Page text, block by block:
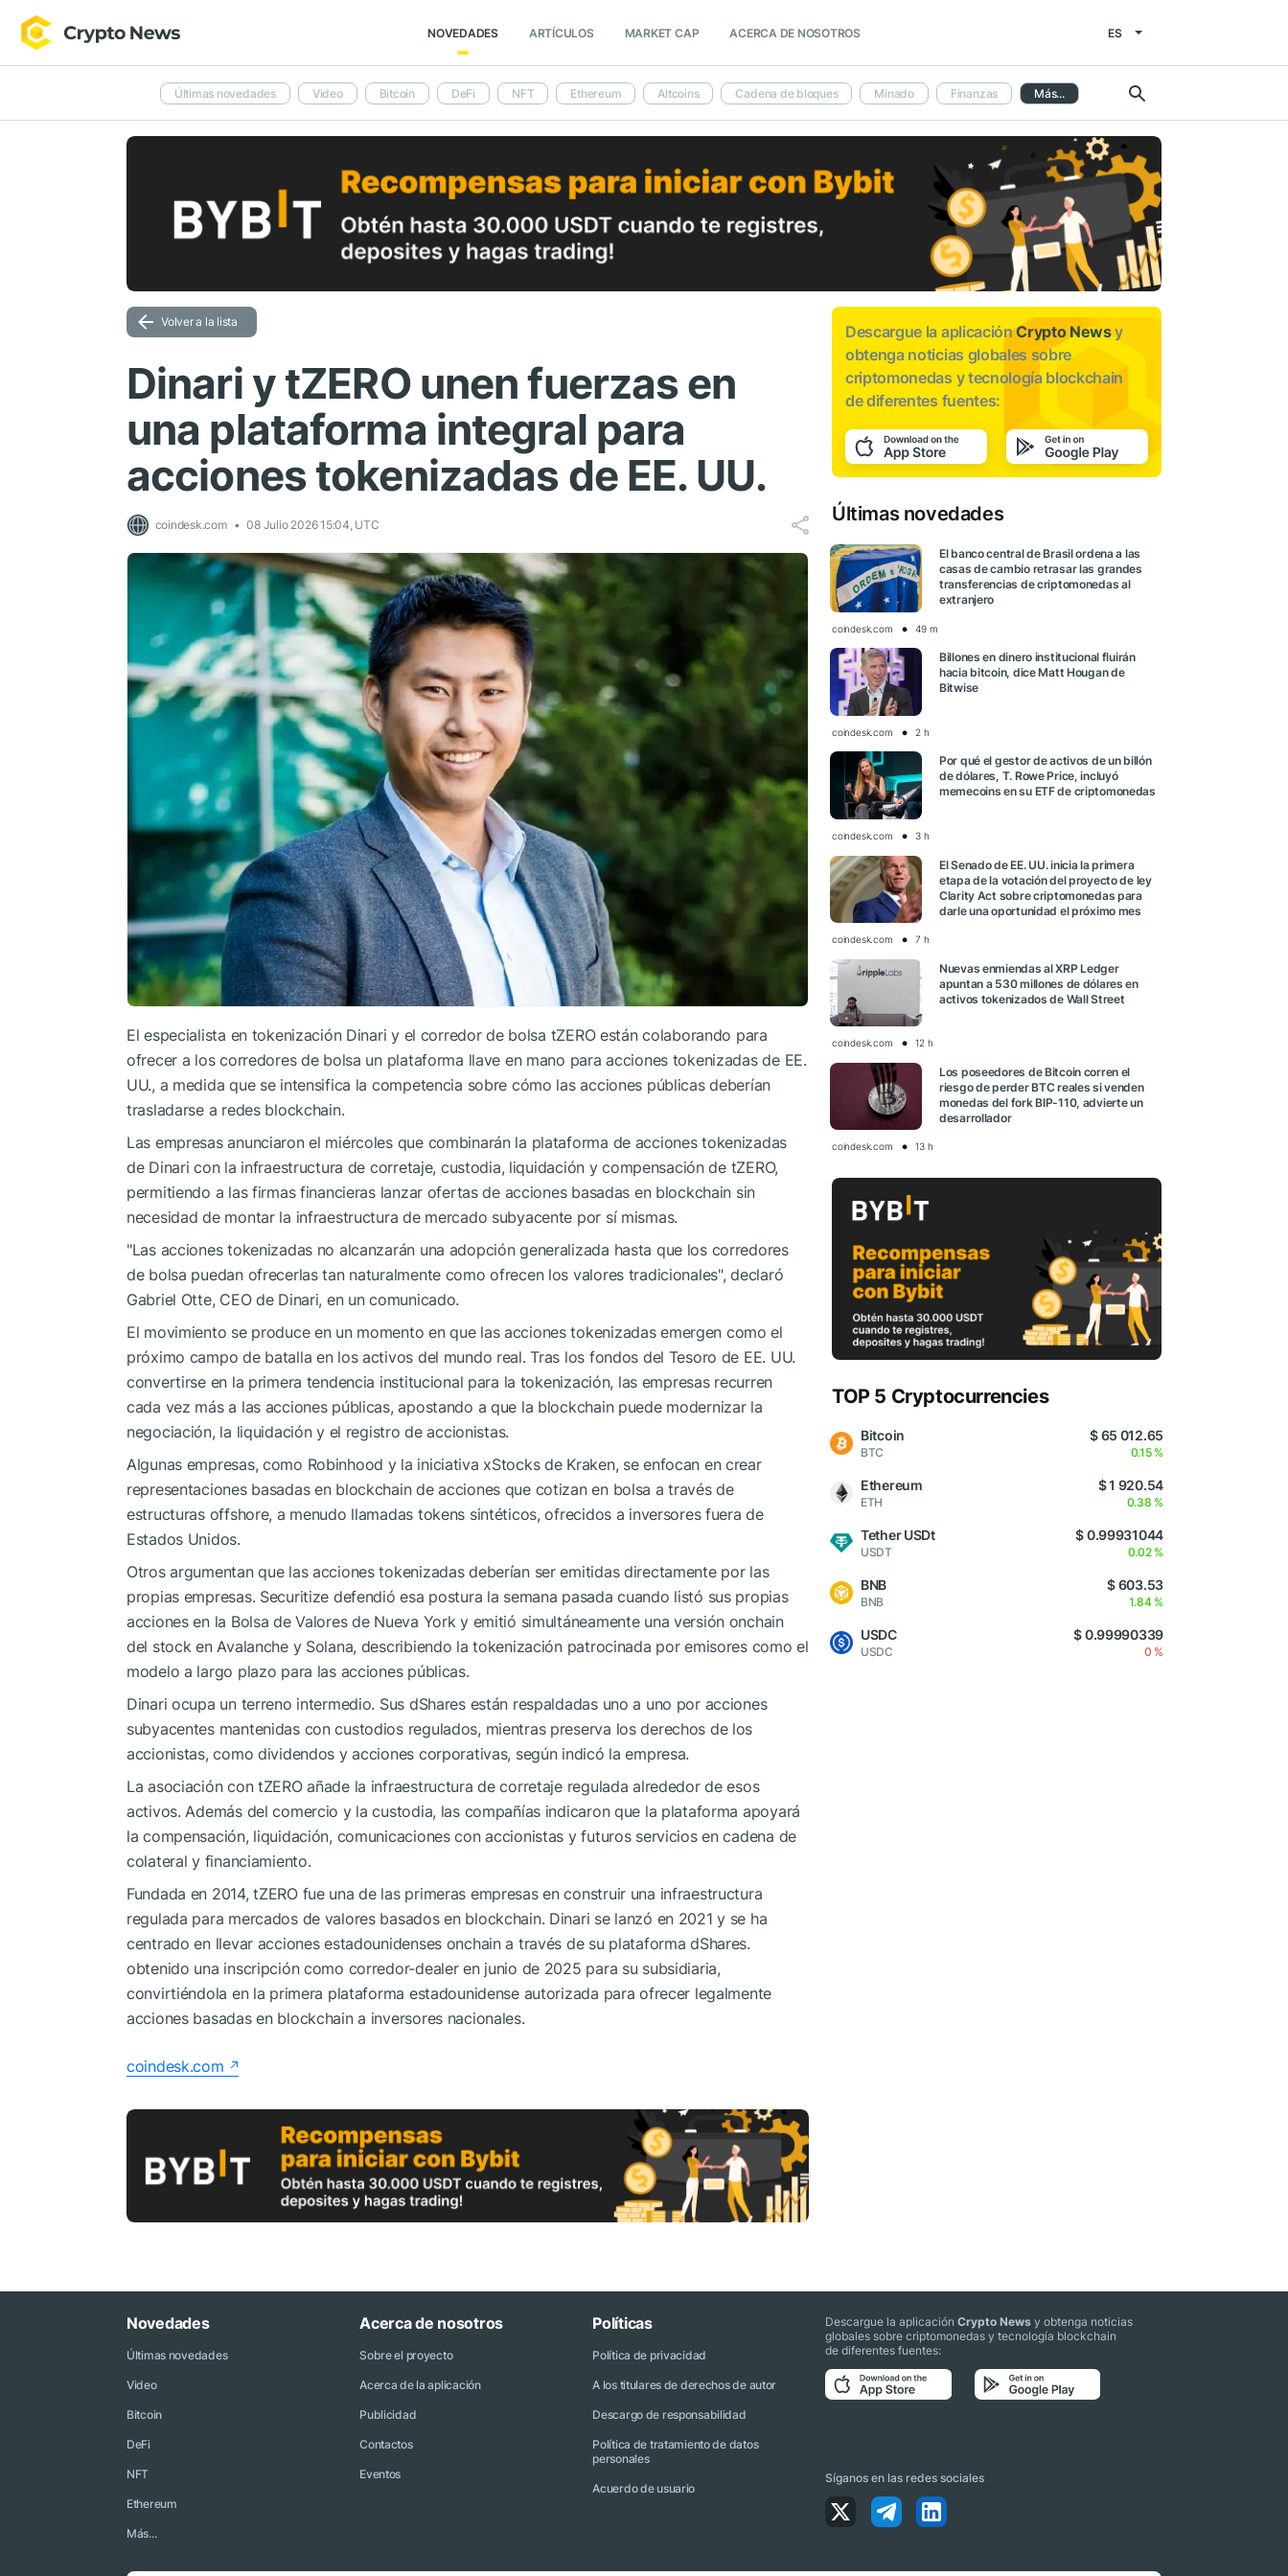
NOVEDADES ARTÍCULOS MARKET CAP ACERCA DE NOSOTROS ES
Últimas novedades Video Bitcoin DeFi NFT Ethereum Altcoins Cadena de bloques Minado Finanzas Más...
Volver a la lista
Dinari y tZERO unen fuerzas en
una plataforma integral para
acciones tokenizadas de EE. UU.
coindesk.com 08 Julio 2026 15:04, UTC
El especialista en tokenización Dinari y el corredor de bolsa tZERO están colaborando para
ofrecer a los corredores de bolsa un plataforma llave en mano para acciones tokenizadas de EE.
UU., a medida que se intensifica la competencia sobre cómo las acciones públicas deberían
trasladarse a redes blockchain.
Las empresas anunciaron el miércoles que combinarán la plataforma de acciones tokenizadas
de Dinari con la infraestructura de corretaje, custodia, liquidación y compensación de tZERO,
permitiendo a las firmas financieras lanzar ofertas de acciones basadas en blockchain sin
necesidad de montar la infraestructura de mercado subyacente por sí mismas.
"Las acciones tokenizadas no alcanzarán una adopción generalizada hasta que los corredores
de bolsa puedan ofrecerlas tan naturalmente como ofrecen los valores tradicionales", declaró
Gabriel Otte, CEO de Dinari, en un comunicado.
El movimiento se produce en un momento en que las acciones tokenizadas emergen como el
próximo campo de batalla en los activos del mundo real. Tras los fondos del Tesoro de EE. UU.
convertirse en la primera tendencia institucional para la tokenización, las empresas recurren
cada vez más a las acciones públicas, apostando a que la blockchain puede modernizar la
negociación, la liquidación y el registro de accionistas.
Algunas empresas, como Robinhood y la iniciativa xStocks de Kraken, se enfocan en crear
representaciones basadas en blockchain de acciones que cotizan en bolsa a través de
estructuras offshore, a menudo llamadas tokens sintéticos, ofrecidos a inversores fuera de
Estados Unidos.
Otros argumentan que las acciones tokenizadas deberían ser emitidas directamente por las
propias empresas. Securitize defendió esa postura la semana pasada cuando listó sus propias
acciones en la Bolsa de Valores de Nueva York y emitió simultáneamente una versión onchain
del stock en Avalanche y Solana, describiendo la tokenización patrocinada por emisores como el
modelo a largo plazo para las acciones públicas.
Dinari ocupa un terreno intermedio. Sus dShares están respaldadas uno a uno por acciones
subyacentes mantenidas con custodios regulados, mientras preserva los derechos de los
accionistas, como dividendos y acciones corporativas, según indicó la empresa.
La asociación con tZERO añade la infraestructura de corretaje regulada alrededor de esos
activos. Además del comercio y la custodia, las compañías indicaron que la plataforma apoyará
la compensación, liquidación, comunicaciones con accionistas y futuros servicios en cadena de
colateral y financiamiento.
Fundada en 2014, tZERO fue una de las primeras empresas en construir una infraestructura
regulada para mercados de valores basados en blockchain. Dinari se lanzó en 2021 y se ha
centrado en llevar acciones estadounidenses onchain a través de su plataforma dShares.
obtenido una inscripción como corredor-dealer en junio de 2025 para su subsidiaria,
convirtiéndola en la primera plataforma estadounidense autorizada para ofrecer legalmente
acciones basadas en blockchain a inversores nacionales.
coindesk.com
Descargue la aplicaciónCrypto Newsy
obtenga noticias globales sobre
criptomonedas y tecnología blockchain
de diferentes fuentes:
Últimas novedades
El banco central de Brasil ordena a las
casas de cambio retrasar las grandes
transferencias de criptomonedas al
extranjero
coindesk.com 49 m
Billones en dinero institucional fluirán
hacia bitcoin, dice Matt Hougan de
Bitwise
coindesk.com 2 h
Por qué el gestor de activos de un billón
de dólares, T. Rowe Price, incluyó
memecoins en su ETF de criptomonedas
coindesk.com 3 h
El Senado de EE. UU. inicia la primera
etapa de la votación del proyecto de ley
Clarity Act sobre criptomonedas para
darle una oportunidad el próximo mes
coindesk.com 7 h
Nuevas enmiendas al XRP Ledger
apuntan a 530 millones de dólares en
activos tokenizados de Wall Street
coindesk.com 12 h
Los poseedores de Bitcoin corren el
riesgo de perder BTC reales si venden
monedas del fork BIP-110, advierte un
desarrollador
coindesk.com 13 h
TOP 5 Cryptocurrencies
Bitcoin
BTC
$ 65 012.65
0.15 %
Ethereum
ETH
$ 1 920.54
0.38 %
Tether USDt
USDT
$ 0.99931044
0.02 %
BNB
BNB
$ 603.53
1.84 %
USDC
USDC
$ 0.99990339
0 %
Novedades
Últimas novedades
Video
Bitcoin
DeFi
NFT
Ethereum
Más...
Acerca de nosotros
Sobre el proyecto
Acerca de la aplicación
Publicidad
Contactos
Eventos
Políticas
Política de privacidad
A los titulares de derechos de autor
Descargo de responsabilidad
Política de tratamiento de datos
personales
Acuerdo de usuario
Descargue la aplicaciónCrypto News y obtenga noticias
globales sobre criptomonedas y tecnología blockchain
de diferentes fuentes:
Síganos en las redes sociales